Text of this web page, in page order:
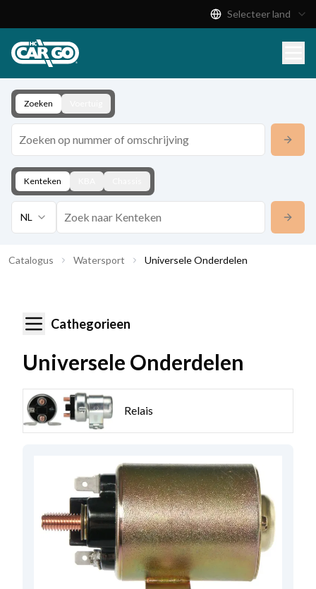
Download
Contact
Selecteer land
Zoeken
Kenteken
NL
Catalogus Watersport Universele Onderdelen
Cathegorieen
Universele Onderdelen
Relais